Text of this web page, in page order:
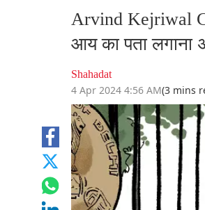
Arvind Kejriwal
आय का पता लगाना
Shahadat
4 Apr 2024 4:56 AM(3 mins